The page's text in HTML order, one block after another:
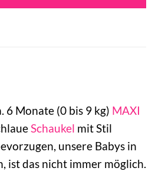
6 Monate (0 bis 9 kg) MAXI
Schaukel mit Stil
unsere Babys in
ist das nicht immer möglich.